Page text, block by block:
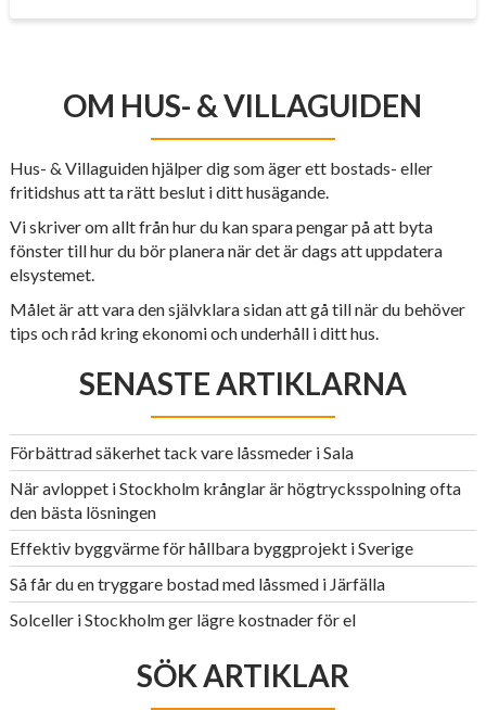
OM HUS- & VILLAGUIDEN
Hus- & Villaguiden hjälper dig som äger ett bostads- eller
fritidshus att ta rätt beslut i ditt husägande.
Vi skriver om allt från hur du kan spara pengar på att byta
fönster till hur du bör planera när det är dags att uppdatera
elsystemet.
Målet är att vara den självklara sidan att gå till när du behöver
tips och råd kring ekonomi och underhåll i ditt hus.
SENASTE ARTIKLARNA
Förbättrad säkerhet tack vare låssmeder i Sala
När avloppet i Stockholm krånglar är högtrycksspolning ofta
den bästa lösningen
Effektiv byggvärme för hållbara byggprojekt i Sverige
Så får du en tryggare bostad med låssmed i Järfälla
Solceller i Stockholm ger lägre kostnader för el
SÖK ARTIKLAR